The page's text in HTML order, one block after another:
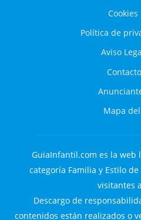
Cookies
Política de
Aviso
Contacto
Mapa
GuiaInfantil.com es la web
categoría Familia y Estilo
visitantes
Descargo de
contenidos están realizados o